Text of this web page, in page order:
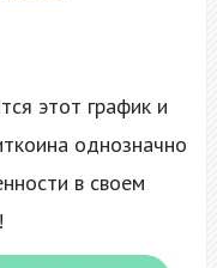
этот график и
однозначно
в своем